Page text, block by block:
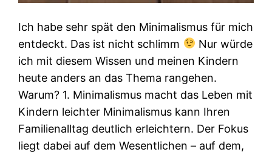
Ich habe sehr spät den Minimalismus für mich
entdeckt. Das ist nicht schlimm
Nur würde
ich mit diesem Wissen und meinen Kindern
heute anders an das Thema rangehen.
Warum? 1. Minimalismus macht das Leben mit
Kindern leichter Minimalismus kann Ihren
Familienalltag deutlich erleichtern. Der Fokus
liegt dabei auf dem Wesentlichen – auf dem,